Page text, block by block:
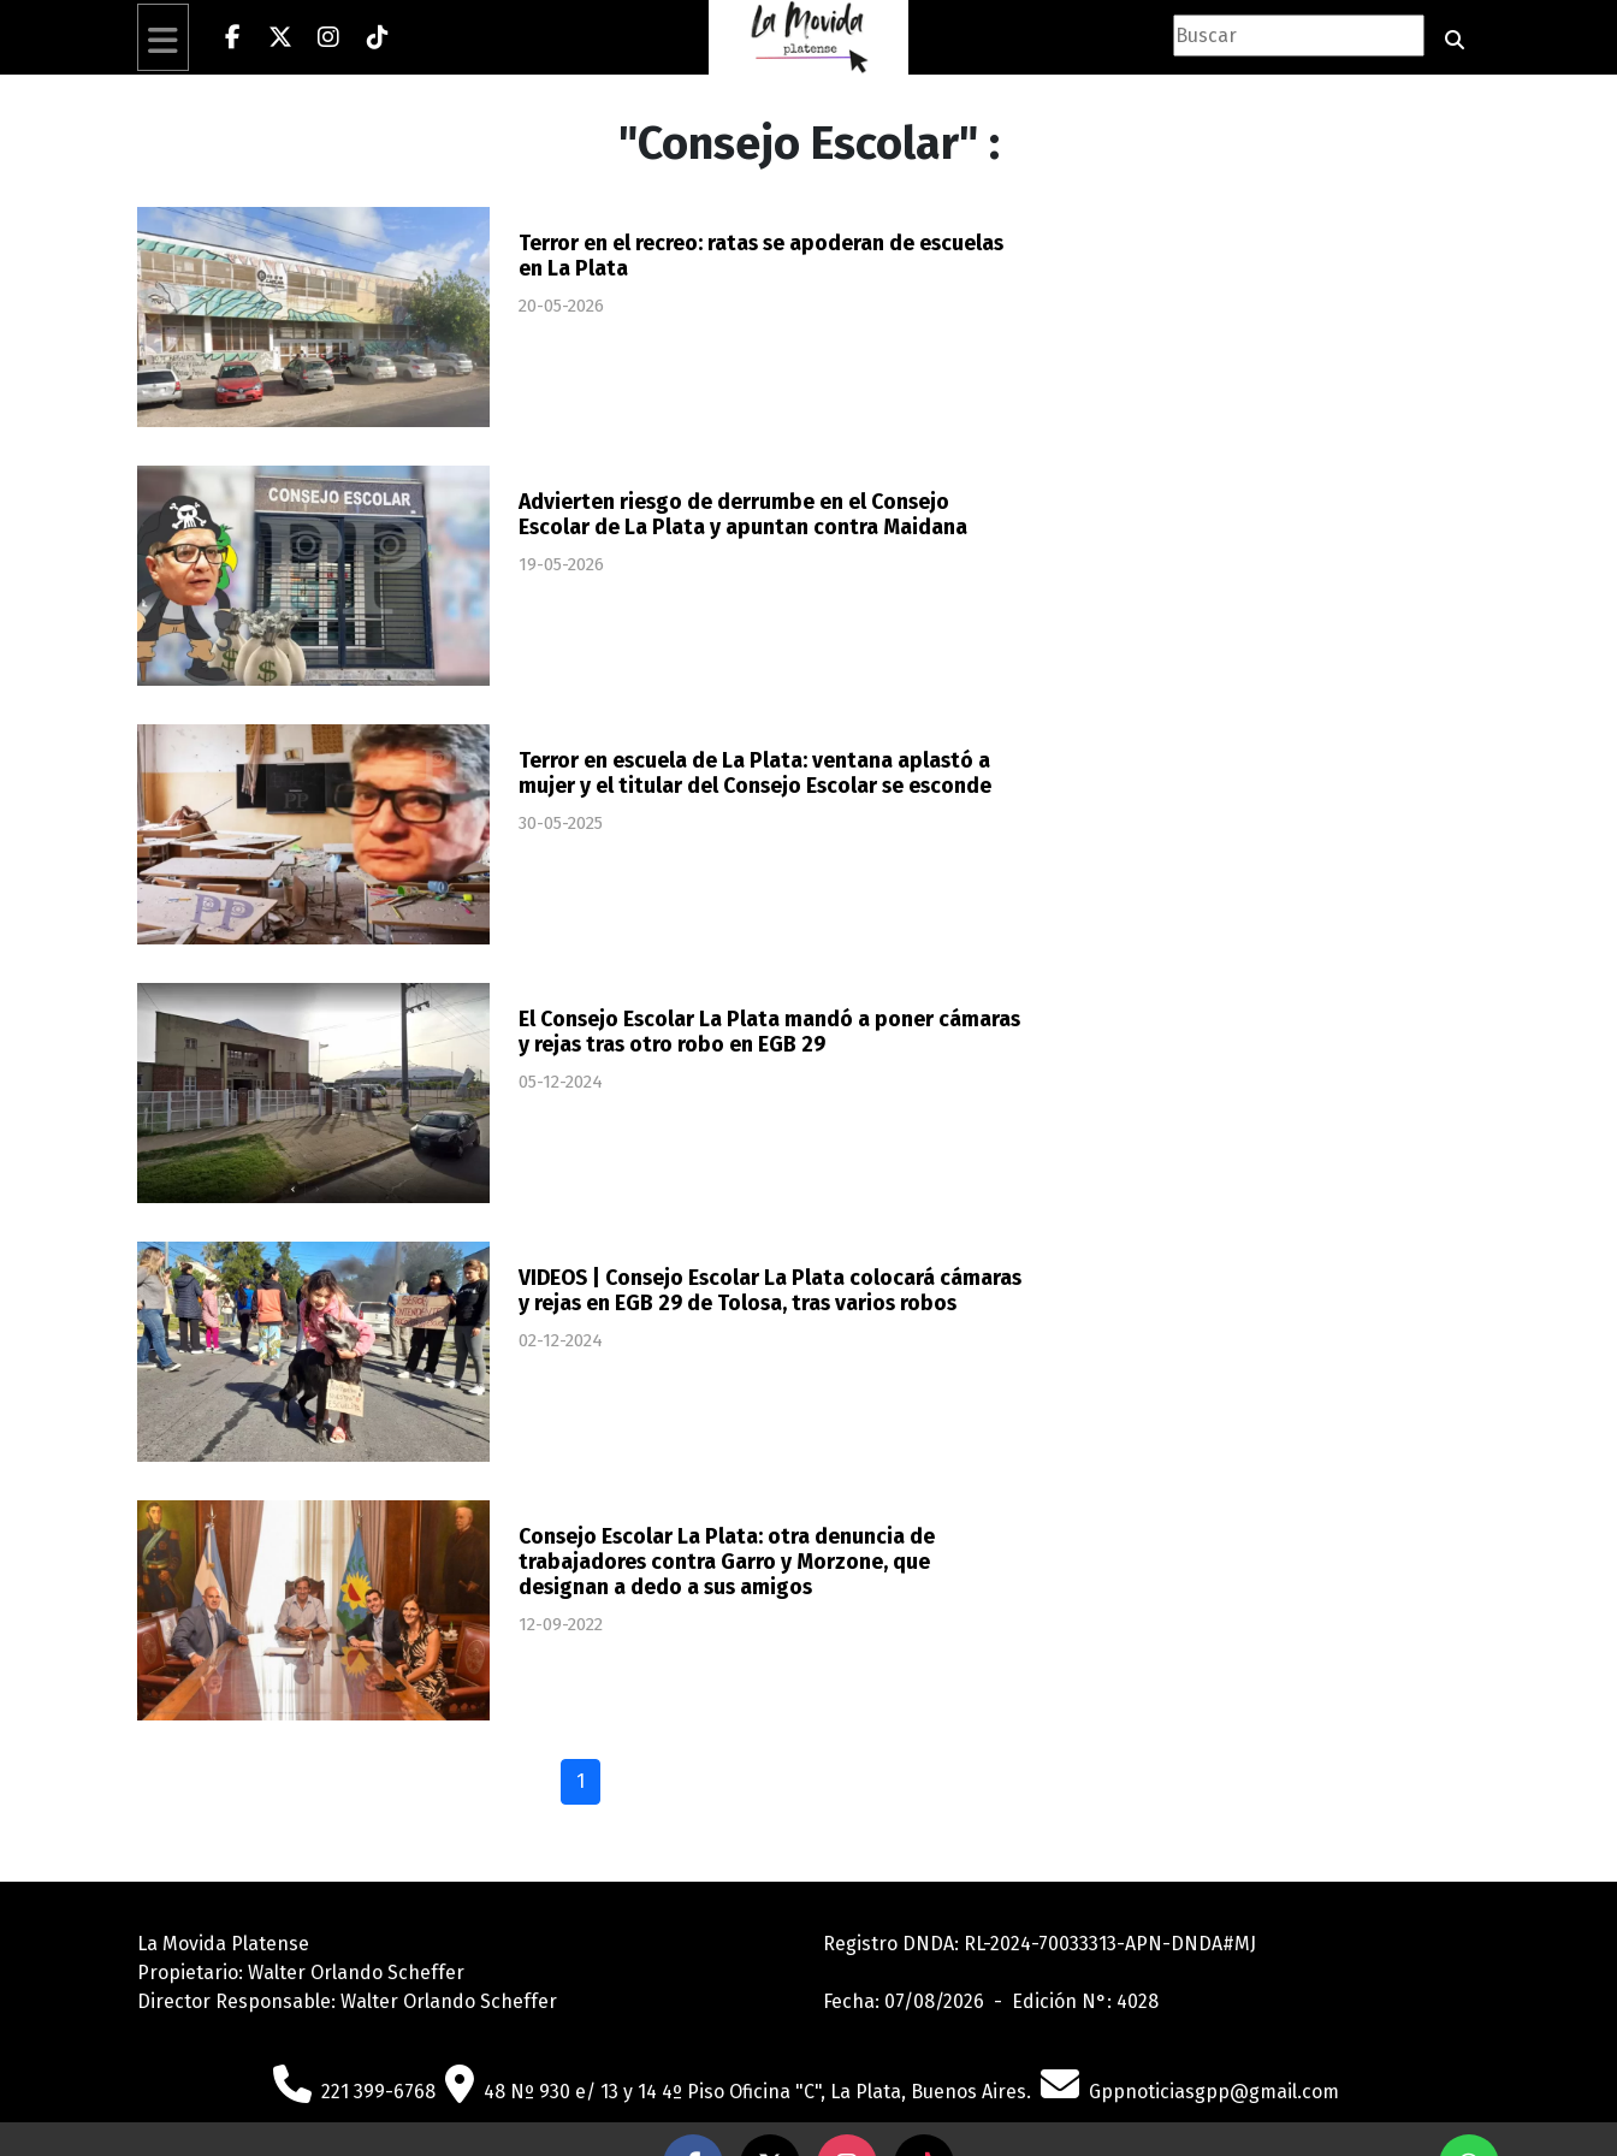
"Consejo Escolar" :
Terror en el recreo: ratas se apoderan de escuelas
en La Plata
20-05-2026
Advierten riesgo de derrumbe en el Consejo
Escolar de La Plata y apuntan contra Maidana
19-05-2026
Terror en escuela de La Plata: ventana aplastó a
mujer y el titular del Consejo Escolar se esconde
30-05-2025
El Consejo Escolar La Plata mandó a poner cámaras
y rejas tras otro robo en EGB 29
05-12-2024
VIDEOS | Consejo Escolar La Plata colocará cámaras
y rejas en EGB 29 de Tolosa, tras varios robos
02-12-2024
Consejo Escolar La Plata: otra denuncia de
trabajadores contra Garro y Morzone, que
designan a dedo a sus amigos
12-09-2022
1
La Movida Platense
Propietario: Walter Orlando Scheffer
Director Responsable: Walter Orlando Scheffer
Registro DNDA: RL-2024-70033313-APN-DNDA#MJ
Fecha: 07/08/2026 - Edición N°: 4028
221 399-6768 48 Nº 930 e/ 13 y 14 4º Piso Oficina "C", La Plata, Buenos Aires. Gppnoticiasgpp@gmail.com